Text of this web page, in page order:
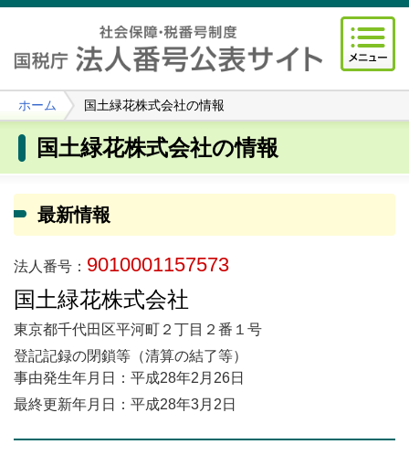
ホーム 国土緑花株式会社の情報
国土緑花株式会社の情報
最新情報
法人番号： 9010001157573
国土緑花株式会社
東京都千代田区平河町２丁目２番１号
登記記録の閉鎖等（清算の結了等）
事由発生年月日：平成28年2月26日
最終更新年月日：平成28年3月2日